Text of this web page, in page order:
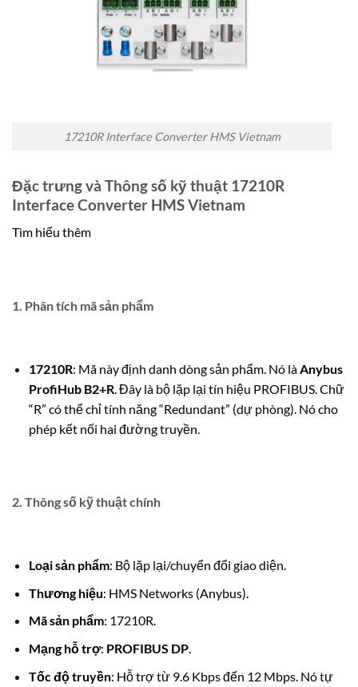
17210R Interface Converter HMS Vietnam
Đặc trưng và Thông số kỹ thuật 17210R
Interface Converter HMS Vietnam
Tìm hiểu thêm
1. Phân tích mã sản phẩm
17210R: Mã này định danh dòng sản phẩm. Nó làAnybus
ProfiHub B2+R.Đây là bộ lặp lại tín hiệu PROFIBUS. Chữ
“R” có thể chỉ tính năng “Redundant” (dự phòng). Nó cho
phép kết nối hai đường truyền.
2. Thông số kỹ thuật chính
Loại sản phẩm: Bộ lặp lại/chuyển đổi giao diện.
Thương hiệu: HMS Networks (Anybus).
Mã sản phẩm: 17210R.
Mạng hỗ trợ: PROFIBUS DP.
Tốc độ truyền: Hỗ trợ từ 9.6 Kbps đến 12 Mbps. Nó tự